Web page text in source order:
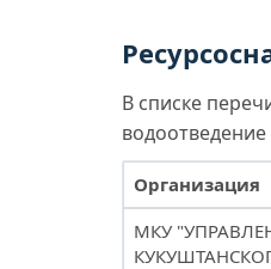
В списке
Организация
МКУ